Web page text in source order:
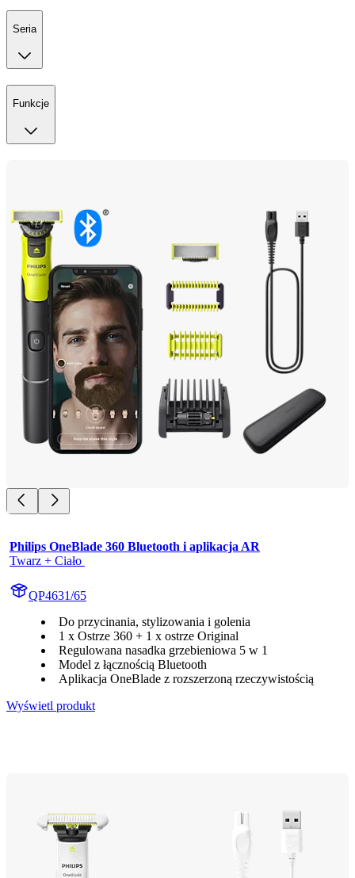
Seria
Funkcje
Philips OneBlade 360 Bluetooth i aplikacja AR
Twarz + Ciało
QP4631/65
Do przycinania, stylizowania i golenia
1 x Ostrze 360 + 1 x ostrze Original
Regulowana nasadka grzebieniowa 5 w 1
Model z łącznością Bluetooth
Aplikacja OneBlade z rozszerzoną rzeczywistością
Wyświetl produkt